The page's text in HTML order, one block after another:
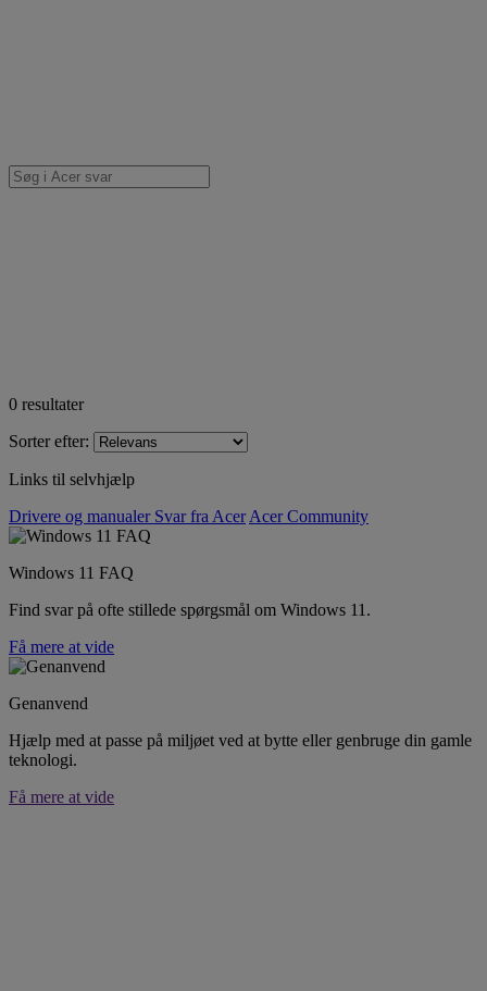
0 resultater
Sorter efter:
Links til selvhjælp
Drivere og manualer Svar fra Acer Acer Community
Windows 11 FAQ
Find svar på ofte stillede spørgsmål om Windows 11.
Få mere at vide
Genanvend
Hjælp med at passe på miljøet ved at bytte eller genbruge din gamle
teknologi.
Få mere at vide